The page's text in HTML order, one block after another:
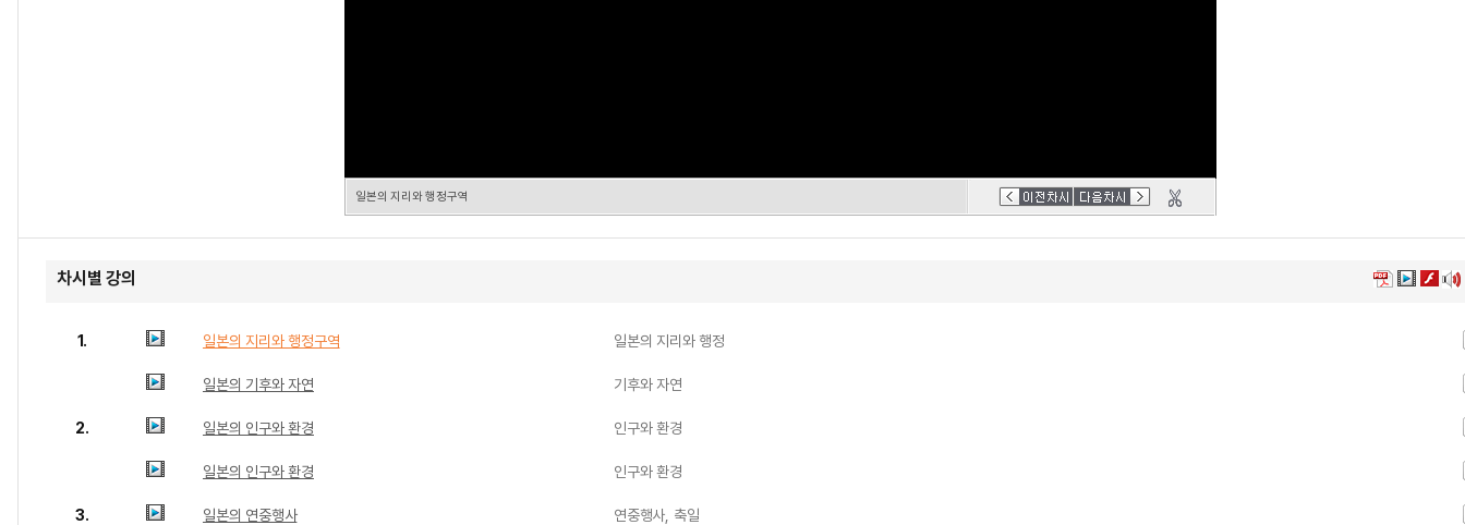
일본의 지리와 행정구역
차시별 강의
1. 일본의 지리와 행정구역 일본의 지리와 행정
일본의 기후와 자연 기후와 자연
2. 일본의 인구와 환경 인구와 환경
일본의 인구와 환경 인구와 환경
3. 일본의 연중행사 연중행사, 축일